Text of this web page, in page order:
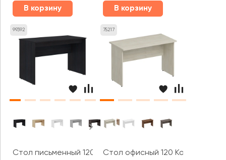
В корзину В корзину
99392
Стол письменный 1200х600х760 Симпл / Simple
75217
Стол офисный 120 Комфорт